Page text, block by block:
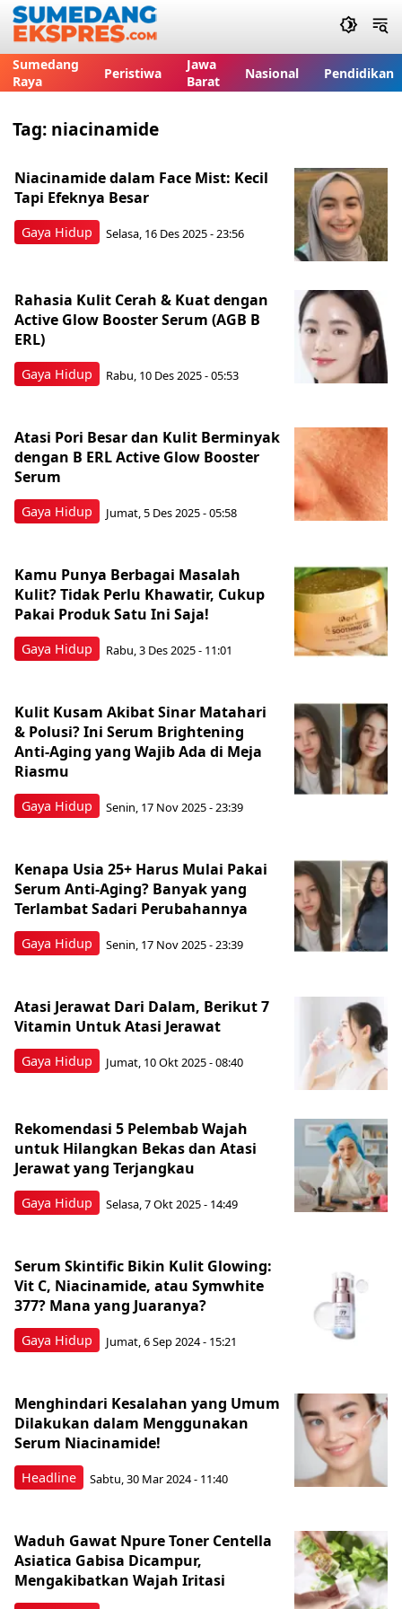
Sumedang
Raya
Peristiwa
Jawa
Barat
Nasional Pendidikan
Tag: niacinamide
Gaya Hidup
Niacinamide dalam Face Mist: Kecil
Tapi Efeknya Besar
Selasa, 16 Des 2025 - 23:56
Gaya Hidup
Rahasia Kulit Cerah & Kuat dengan
Active Glow Booster Serum (AGB B
ERL)
Rabu, 10 Des 2025 - 05:53
Gaya Hidup
Atasi Pori Besar dan Kulit Berminyak
dengan B ERL Active Glow Booster
Serum
Jumat, 5 Des 2025 - 05:58
Gaya Hidup
Kamu Punya Berbagai Masalah
Kulit? Tidak Perlu Khawatir, Cukup
Pakai Produk Satu Ini Saja!
Rabu, 3 Des 2025 - 11:01
Gaya Hidup
Kulit Kusam Akibat Sinar Matahari
& Polusi? Ini Serum Brightening
Anti-Aging yang Wajib Ada di Meja
Riasmu
Senin, 17 Nov 2025 - 23:39
Gaya Hidup
Kenapa Usia 25+ Harus Mulai Pakai
Serum Anti-Aging? Banyak yang
Terlambat Sadari Perubahannya
Senin, 17 Nov 2025 - 23:39
Gaya Hidup
Atasi Jerawat Dari Dalam, Berikut 7
Vitamin Untuk Atasi Jerawat
Jumat, 10 Okt 2025 - 08:40
Gaya Hidup
Rekomendasi 5 Pelembab Wajah
untuk Hilangkan Bekas dan Atasi
Jerawat yang Terjangkau
Selasa, 7 Okt 2025 - 14:49
Gaya Hidup
Serum Skintific Bikin Kulit Glowing:
Vit C, Niacinamide, atau Symwhite
377? Mana yang Juaranya?
Jumat, 6 Sep 2024 - 15:21
Headline
Menghindari Kesalahan yang Umum
Dilakukan dalam Menggunakan
Serum Niacinamide!
Sabtu, 30 Mar 2024 - 11:40
Waduh Gawat Npure Toner Centella
Asiatica Gabisa Dicampur,
Mengakibatkan Wajah Iritasi